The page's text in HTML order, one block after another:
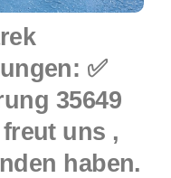
✅
35649
uns ,
haben.